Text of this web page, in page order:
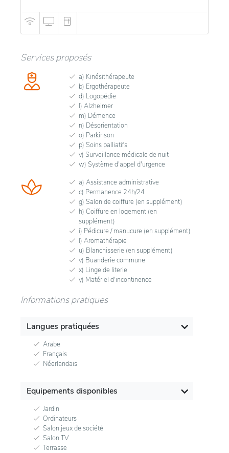
Services proposés
a) Kinésithérapeute
b) Ergothérapeute
d) Logopédie
l) Alzheimer
m) Démence
n) Désorientation
o) Parkinson
p) Soins palliatifs
v) Surveillance médicale de nuit
w) Système d'appel d'urgence
a) Assistance administrative
c) Permanence 24h/24
g) Salon de coiffure (en supplément)
h) Coiffure en logement (en
supplément)
i) Pédicure / manucure (en supplément)
l) Aromathérapie
u) Blanchisserie (en supplément)
v) Buanderie commune
x) Linge de literie
y) Matériel d'incontinence
Informations pratiques
Langues pratiquées
Arabe
Français
Néerlandais
Equipements disponibles
Jardin
Ordinateurs
Salon jeux de société
Salon TV
Terrasse